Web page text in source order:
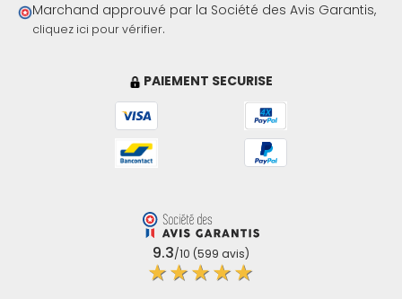
PAIEMENT SECURISE
9.3/10 (599 avis)
★★★★★
Marchand approuvé par la Société des Avis Garantis,
cliquez ici pour vérifier.